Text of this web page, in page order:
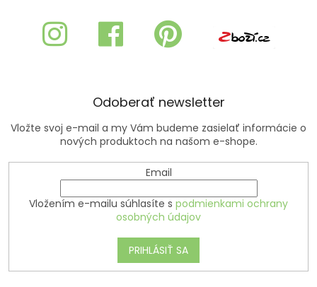
Odoberať newsletter
Vložte svoj e-mail a my Vám budeme zasielať informácie o
nových produktoch na našom e-shope.
Email
Vložením e-mailu súhlasíte s podmienkami ochrany
osobných údajov
PRIHLÁSIŤ SA